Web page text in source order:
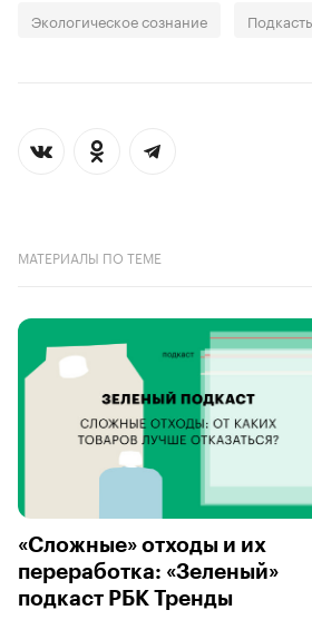
Экологическое сознание
МАТЕРИАЛЫ ПО ТЕМЕ
«Сложные» отходы и их
переработка: «Зеленый»
подкаст РБК Тренды